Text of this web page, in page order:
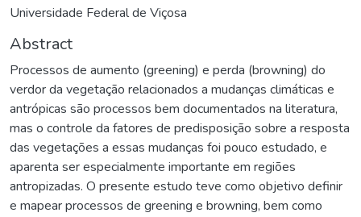
Universidade Federal de Viçosa
Abstract
Processos de aumento (greening) e perda (browning) do
verdor da vegetação relacionados a mudanças climáticas e
antrópicas são processos bem documentados na literatura,
mas o controle da fatores de predisposição sobre a resposta
das vegetações a essas mudanças foi pouco estudado, e
aparenta ser especialmente importante em regiões
antropizadas. O presente estudo teve como objetivo definir
e mapear processos de greening e browning, bem como